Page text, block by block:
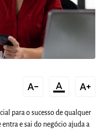
text_decrease format_color_text text_increase
para o sucesso de qualquer
e sai do negócio ajuda a